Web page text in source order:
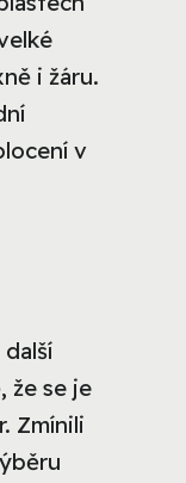
i žáru.
v
že se je
Zmínili